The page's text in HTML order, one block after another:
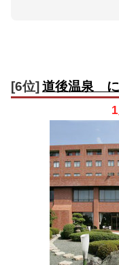
[6位] 道後温泉
1